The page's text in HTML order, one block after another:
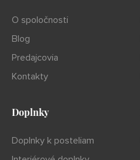
O spoločnosti
Blog
Predajcovia
Kontakty
Doplnky
Doplnky k posteliam